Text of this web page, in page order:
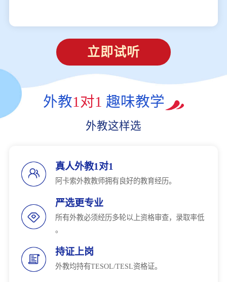
立即试听
外教1对1 趣味教学
外教这样选
真人外教1对1
阿卡索外教教师拥有良好的教育经历。
严选更专业
所有外教必须经历多轮以上资格审查，录取率低
。
持证上岗
外教均持有TESOL/TESL资格证。